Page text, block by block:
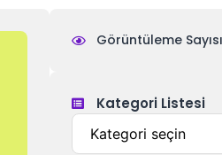
Görüntüleme
Kategori Listesi